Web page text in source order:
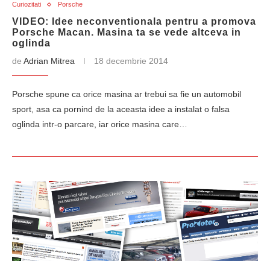
Curiozitati Porsche
VIDEO: Idee neconventionala pentru a promova
Porsche Macan. Masina ta se vede altceva in
oglinda
de Adrian Mitrea 18 decembrie 2014
Porsche spune ca orice masina ar trebui sa fie un automobil
sport, asa ca pornind de la aceasta idee a instalat o falsa
oglinda intr-o parcare, iar orice masina care…